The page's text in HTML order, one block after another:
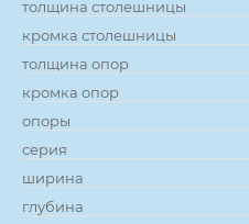
толщина столешницы
кромка столешницы
толщина опор
кромка опор
опоры
серия
ширина
глубина